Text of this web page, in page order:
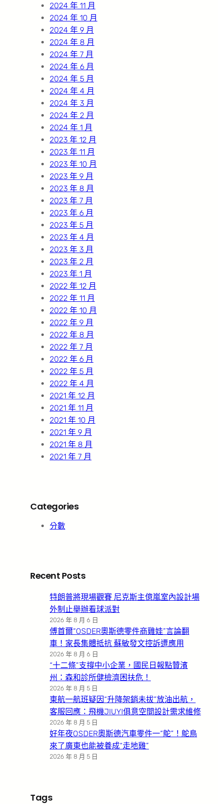
2024 年 11 月
2024 年 10 月
2024 年 9 月
2024 年 8 月
2024 年 7 月
2024 年 6 月
2024 年 5 月
2024 年 4 月
2024 年 3 月
2024 年 2 月
2024 年 1 月
2023 年 12 月
2023 年 11 月
2023 年 10 月
2023 年 9 月
2023 年 8 月
2023 年 7 月
2023 年 6 月
2023 年 5 月
2023 年 4 月
2023 年 3 月
2023 年 2 月
2023 年 1 月
2022 年 12 月
2022 年 11 月
2022 年 10 月
2022 年 9 月
2022 年 8 月
2022 年 7 月
2022 年 6 月
2022 年 5 月
2022 年 4 月
2021 年 12 月
2021 年 11 月
2021 年 10 月
2021 年 9 月
2021 年 8 月
2021 年 7 月
Categories
分數
Recent Posts
特朗普將現場觀賽 尼克斯主億嵐室內設計場
外制止舉辦看球派對
2026 年 8 月 6 日
傅首爾“OSDER奧斯德零件商雞娃”言論翻
車！家長集體抵抗 蘇敏發文控訴遭應用
2026 年 8 月 6 日
“十二條”支撐中小企業，國民日報點贊濱
州：森和診所健檢濟困扶危！
2026 年 8 月 5 日
東航一航班疑因“升降架銷未拔”放油出航，
客服回應：飛機JIUYI俱意空間設計需求維修
2026 年 8 月 5 日
好年夜OSDER奧斯德汽車零件一“鴕”！鴕鳥
來了廣東也能被養成“走地雞”
2026 年 8 月 5 日
Tags